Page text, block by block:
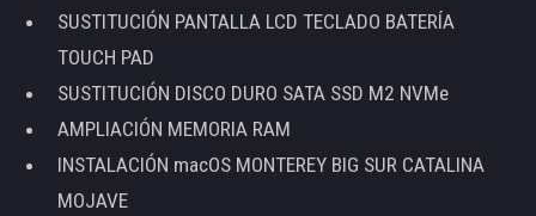
SUSTITUCIÓN PANTALLA LCD TECLADO BATERÍA
TOUCH PAD
SUSTITUCIÓN DISCO DURO SATA SSD M2 NVMe
AMPLIACIÓN MEMORIA RAM
INSTALACIÓN macOS MONTEREY BIG SUR CATALINA
MOJAVE